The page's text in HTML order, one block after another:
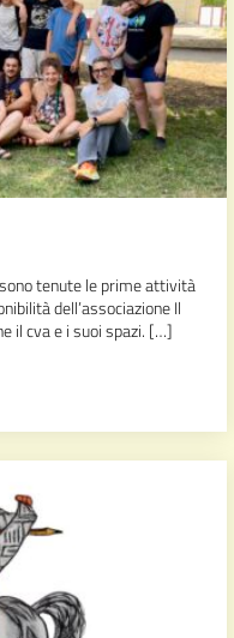
tenute le prime attività
dell’associazione Il
il cva e i suoi spazi. […]